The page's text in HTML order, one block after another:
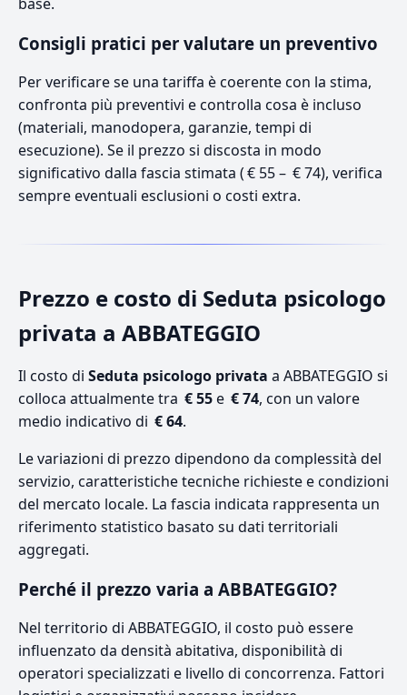
Consigli pratici per valutare un preventivo
Per verificare se una tariffa è coerente con la stima,
confronta più preventivi e controlla cosa è incluso
(materiali, manodopera, garanzie, tempi di
esecuzione). Se il prezzo si discosta in modo
significativo dalla fascia stimata ( € 55 – € 74), verifica
sempre eventuali esclusioni o costi extra.
Prezzo e costo di Seduta psicologo
privata a ABBATEGGIO
Il costo di Seduta psicologo privata a ABBATEGGIO si
colloca attualmente tra € 55e € 74, con un valore
medio indicativo di € 64.
Le variazioni di prezzo dipendono da complessità del
servizio, caratteristiche tecniche richieste e condizioni
del mercato locale. La fascia indicata rappresenta un
riferimento statistico basato su dati territoriali
aggregati.
Perché il prezzo varia a ABBATEGGIO?
Nel territorio di ABBATEGGIO, il costo può essere
influenzato da densità abitativa, disponibilità di
operatori specializzati e livello di concorrenza. Fattori